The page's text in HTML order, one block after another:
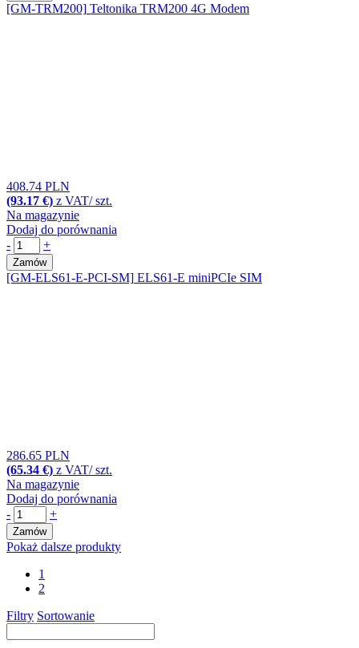
[GM-TRM200] Teltonika TRM200 4G Modem
408.74 PLN
(93.17 €) z VAT/ szt.
Na magazynie
Dodaj do porównania
-
+
Zamów
[GM-ELS61-E-PCI-SM] ELS61-E miniPCIe SIM
286.65 PLN
(65.34 €) z VAT/ szt.
Na magazynie
Dodaj do porównania
-
+
Zamów
Pokaż dalsze produkty
1
2
Filtry Sortowanie